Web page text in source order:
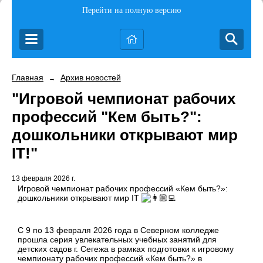
Перейти на полную версию
Главная → Архив новостей
"Игровой чемпионат рабочих
профессий "Кем быть?":
дошкольники открывают мир
IT!"
13 февраля 2026 г.
Игровой чемпионат рабочих профессий «Кем быть?»:
дошкольники открывают мир IT
С 9 по 13 февраля 2026 года в Северном колледже
прошла серия увлекательных учебных занятий для
детских садов г. Сегежа в рамках подготовки к игровому
чемпионату рабочих профессий «Кем быть?» в